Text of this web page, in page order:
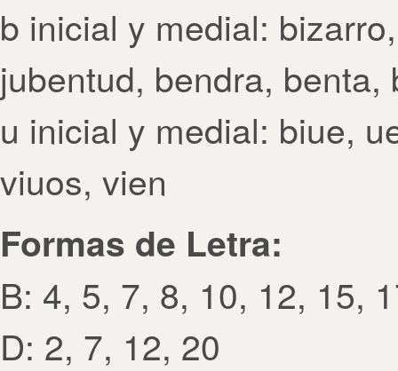
b inicial y medial:
jubentud, bendra,
u inicial y medial: biue,
viuos, vien
Formas de Letra:
B: 4, 5, 7, 8, 10, 12, 15,
D: 2, 7, 12, 20